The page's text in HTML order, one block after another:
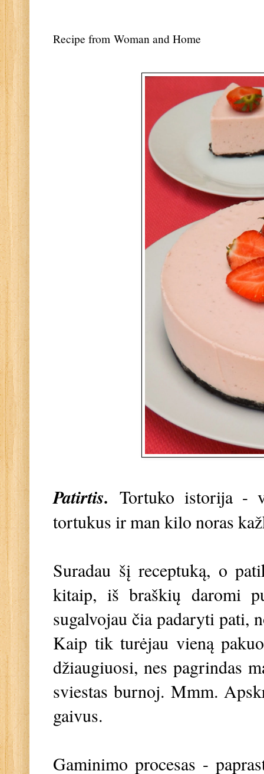
Recipe from Woman and Home
Patirtis. Tortuko istorija -
tortukus ir man kilo noras
Suradau šį receptuką, o
kitaip, iš braškių daromi
sugalvojau čia padaryti pati,
Kaip tik turėjau vieną
džiaugiuosi, nes pagrindas
sviestas burnoj. Mmm.
gaivus.
Gaminimo procesas -